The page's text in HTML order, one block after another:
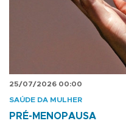
25/07/2026 00:00
SAÚDE DA MULHER
PRÉ-MENOPAUSA